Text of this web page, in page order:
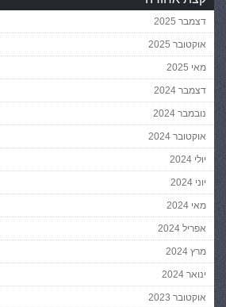
דצמבר 2025
אוקטובר 2025
מאי 2025
דצמבר 2024
נובמבר 2024
אוקטובר 2024
יולי 2024
יוני 2024
מאי 2024
אפריל 2024
מרץ 2024
ינואר 2024
אוקטובר 2023